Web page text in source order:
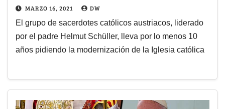
MARZO 16, 2021 DW
El grupo de sacerdotes católicos austriacos, liderado
por el padre Helmut Schüller, lleva por lo menos 10
años pidiendo la modernización de la Iglesia católica